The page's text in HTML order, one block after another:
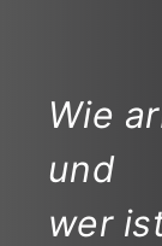
Wie
und
wer